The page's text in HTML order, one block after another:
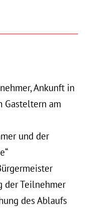
Ankunft in
Gasteltern am
und der
der Teilnehmer
des Ablaufs